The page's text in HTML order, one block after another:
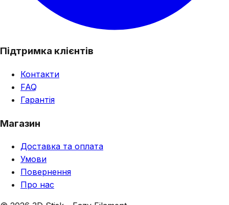
Підтримка клієнтів
Контакти
FAQ
Гарантія
Магазин
Доставка та оплата
Умови
Повернення
Про нас